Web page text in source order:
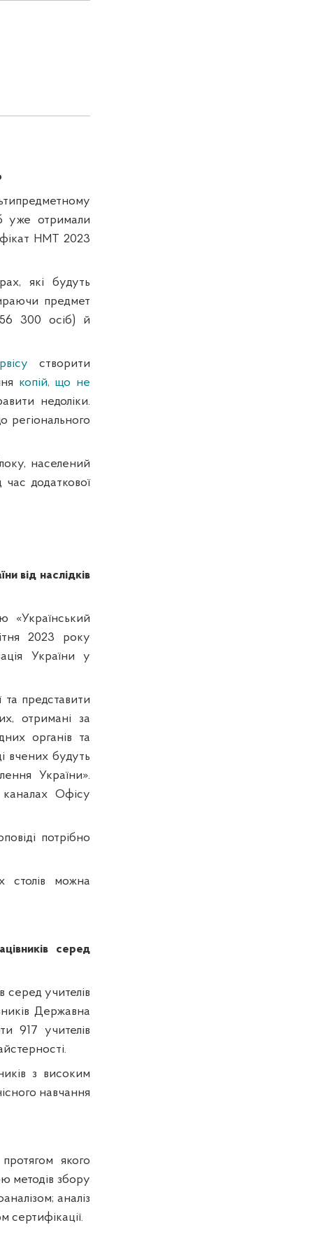
уже отримали
НМТ 2023
які будуть
предмет
300 осіб) й
створити
копій, що не
недоліки.
регіонального
населений
додаткової
від наслідків
«Український
2023 року
України у
представити
отримані за
органів та
вчених будуть
України».
каналах Офісу
потрібно
столів можна
серед
серед учителів
Державна
917 учителів
з високим
навчання
якого
методів збору
аналіз
сертифікації.